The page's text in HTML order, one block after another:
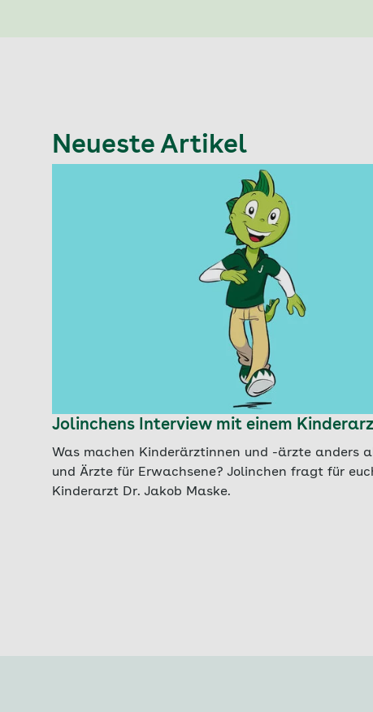
Neueste Artikel
Jolinchens Interview mit einem
Was machen Kinderärztinnen und -ärzte anders
und Ärzte für Erwachsene? Jolinchen fragt für
Kinderarzt Dr. Jakob Maske.